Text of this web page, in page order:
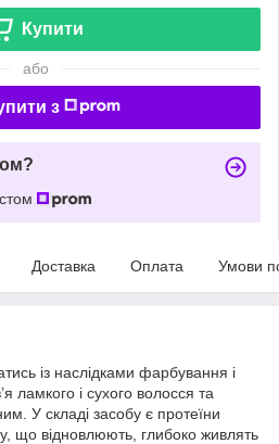
Купити
або
з
Доставка Оплата Умови
із наслідками фарбування і
ламкого і сухого волосся та
У складі засобу є протеїни
що відновлюють, глибоко живлять